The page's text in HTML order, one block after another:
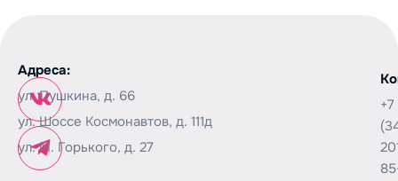
Адреса:
ул. Пушкина, д. 66
ул. Шоссе Космонавтов, д. 111д
ул. М. Горького, д. 27
+7